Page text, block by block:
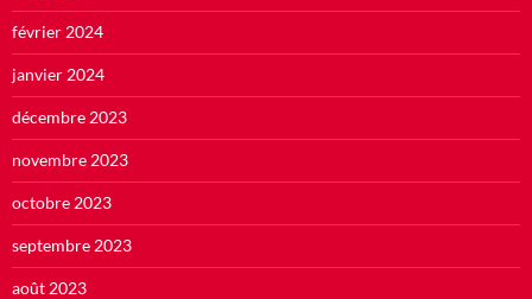
février 2024
janvier 2024
décembre 2023
novembre 2023
octobre 2023
septembre 2023
août 2023